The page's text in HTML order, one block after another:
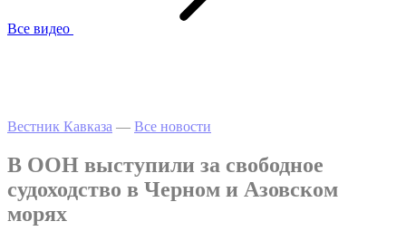
Все видео
Вестник Кавказа — Все новости
В ООН выступили за свободное
судоходство в Черном и Азовском
морях